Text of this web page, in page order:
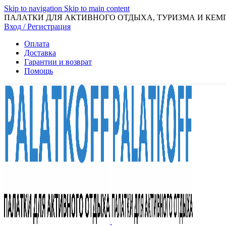
Skip to navigation Skip to main content
ПАЛАТКИ ДЛЯ АКТИВНОГО ОТДЫХА, ТУРИЗМА И
Вход / Регистрация
Оплата
Доставка
Гарантии и возврат
Помощь